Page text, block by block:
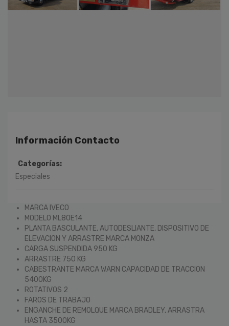
Información Contacto
Categorías:
Especiales
MARCA IVECO
MODELO ML80E14
PLANTA BASCULANTE, AUTODESLIANTE, DISPOSITIVO DE
ELEVACION Y ARRASTRE MARCA MONZA
CARGA SUSPENDIDA 950 KG
ARRASTRE 750 KG
CABESTRANTE MARCA WARN CAPACIDAD DE TRACCION
5400KG
ROTATIVOS 2
FAROS DE TRABAJO
ENGANCHE DE REMOLQUE MARCA BRADLEY, ARRASTRA
HASTA 3500KG